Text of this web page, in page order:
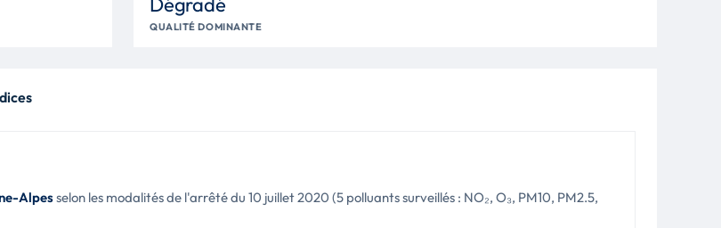
QUALITÉ DOMINANTE
Alpesselon les modalités de l'arrêté du 10 juillet 2020 (5 polluants surveillés : NO₂, O₃, PM10, PM2.5,